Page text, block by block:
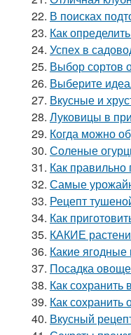
22. В поисках
23. Как
24. Успех в
25. Выбор сортов
26. Выберите
27. Вкусные и
28. Луковицы в
29. Когда можно
30. Соленые
31. Как правильно
32. Самые
33. Рецепт
34. Как
35. КАКИЕ
36. Какие
37. Посадка
38. Как
39. Как
40. Вкусный